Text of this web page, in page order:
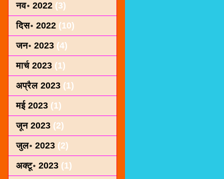
नव॰ 2022 (3)
दिस॰ 2022 (10)
जन॰ 2023 (4)
मार्च 2023 (1)
अप्रैल 2023 (1)
मई 2023 (1)
जून 2023 (2)
जुल॰ 2023 (2)
अक्टू॰ 2023 (1)